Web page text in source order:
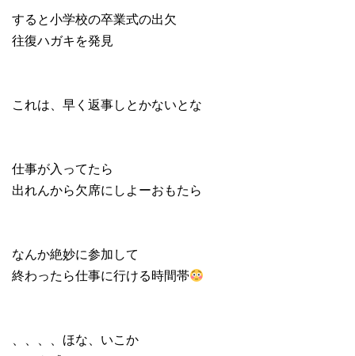
すると小学校の卒業式の出欠
往復ハガキを発見
これは、早く返事しとかないとな
仕事が入ってたら
出れんから欠席にしよーおもたら
なんか絶妙に参加して
終わったら仕事に行ける時間帯
、、、、ほな、いこか